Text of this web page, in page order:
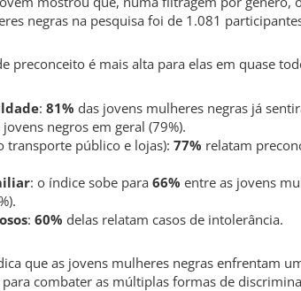
negras na pesquisa foi de 1.081
preconceito é mais alta para elas em quase
: 81% das jovens mulheres negras já
negros em geral (79%).
transporte público e lojas): 77% relatam
: o índice sobe para 66% entre as jovens
: 60% delas relatam casos de intolerância.
que as jovens mulheres negras enfrentam
combater as múltiplas formas de